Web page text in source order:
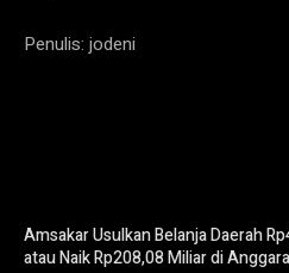
Penulis: jodeni
Amsakar Usulkan Belanja Daerah
atau Naik Rp208,08 Miliar di